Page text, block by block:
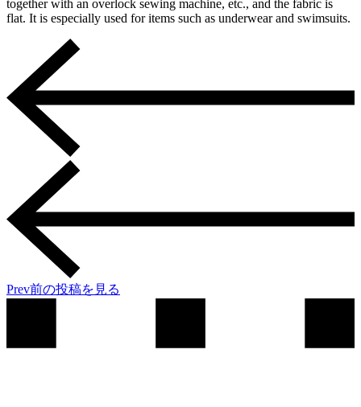
together with an overlock sewing machine, etc., and the fabric is
flat. It is especially used for items such as underwear and swimsuits.
Prev前の投稿を見る